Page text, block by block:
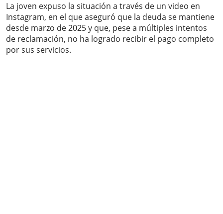
La joven expuso la situación a través de un video en
Instagram, en el que aseguró que la deuda se mantiene
desde marzo de 2025 y que, pese a múltiples intentos
de reclamación, no ha logrado recibir el pago completo
por sus servicios.